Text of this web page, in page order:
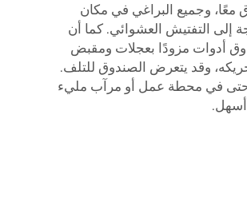
معًا، وجميع البراغي في مكان
إلى التفتيش العشوائي. كما أن
أدوات مزودًا بعجلات ومقبض
وقد يتعرض الصندوق للتلف.
حتى في محطة عمل أو مرآب مليء
أسهل.